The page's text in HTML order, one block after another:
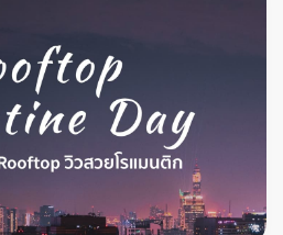
น เกาหลีใต้ (Busan,
อันดับ 2 รองจากโซล อยู่ทางตอนใต้มี
ญ่ที่สุดและมีความสำคัญของประเทศ
นอนว่าต้องมีชายหาดและอาหาร